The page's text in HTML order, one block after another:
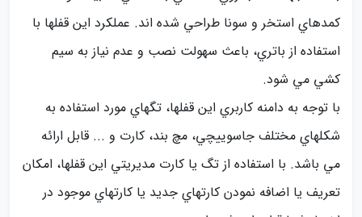
كمدهاي استخر و سونا طراحي شده اند. عملكرد اين قفلها با
استفاده از باتري، باعث سهولت نصب و عدم نياز به سيم
كشي مي شود.
با توجه به دامنه كاربري اين قفلها، تگهاي مورد استفاده به
شكلهاي مختلف جاسوييچي، مچ بند، كارت و ... قابل ارائه
مي باشد. با استفاده از تگ يا كارت مديريتي اين قفلها، امكان
تعريف يا اضافه نمودن كارتهاي جديد يا كارتهاي موجود در